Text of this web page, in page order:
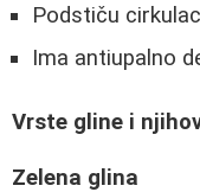
Podstiču
Ima antiupalno
Vrste gline i
Zelena glina